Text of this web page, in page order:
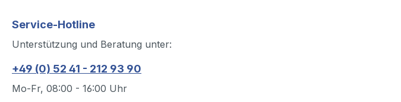
Service-Hotline
Unterstützung und Beratung unter:
+49 (0) 52 41 - 212 93 90
Mo-Fr, 08:00 - 16:00 Uhr